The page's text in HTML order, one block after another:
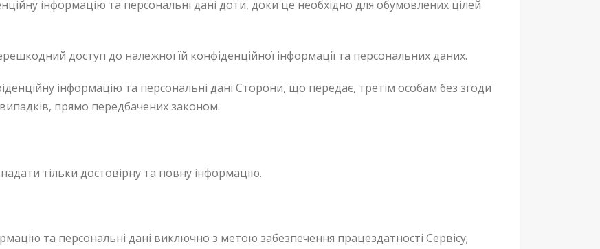
інформацію та персональні дані доти, доки це необхідно для обумовлених цілей
доступ до належної їй конфіденційної інформації та персональних даних.
інформацію та персональні дані Сторони, що передає, третім особам без згоди
прямо передбачених законом.
тільки достовірну та повну інформацію.
та персональні дані виключно з метою забезпечення працездатності Сервісу;